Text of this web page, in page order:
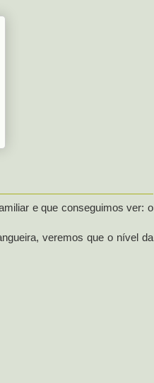
e que conseguimos ver: o
veremos que o nível da